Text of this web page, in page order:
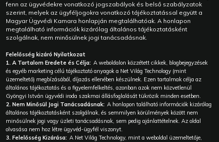
fenn az ügyvédekre vonatkozó jogszabályok és belső szabályzatok
szerint, melyek az ügyféljogokra vonatkozó tájékoztatással együtt a
Magyar Ügyvédi Kamara honlapján megtalálhatóak. A honlapon
megtalálható információk kizárólag általános tájékoztatásként
szolgálnak, nem minősülnek jogi tanácsadásnak.
Felelősség kizáró Nyilatkozat
1. A Tartalom Eredete és Célja: A weboldalon közzétett cikkek, blogbejegyzések
és egyéb marketing célú tájékoztató anyagok a Net Világ Technology (mint
üzemeltető) megbízásából, díjazás ellenében készülnek. Ezen tartalmak célja az
általános tájékoztatás és a figyelemfelkeltés, azonban azok nem közvetlenül
Gyöngyi István ügyvédi iroda szakmai állásfoglalását tükrözik minden esetben.
2. Nem Minősül Jogi Tanácsadásnak: A honlapon található információk kizárólag
általános tájékoztatásként szolgálnak, és semmilyen körülmények között nem
minősülnek jogi vagy üzleti tanácsadásnak, sem pedig ajánlattételnek. Az oldal
olvasása nem hoz létre ügyvéd-ügyfél viszonyt.
3. Felelősség Kizárása: A Net Világ Technology, mint a weboldal üzemeltetője,